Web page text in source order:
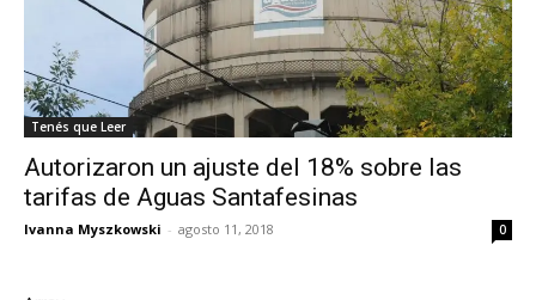
Tenés que Leer
Autorizaron un ajuste del 18% sobre las
tarifas de Aguas Santafesinas
Ivanna Myszkowski - agosto 11, 2018 0